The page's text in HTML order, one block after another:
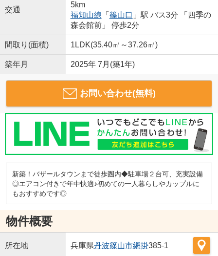
交通
5km
福知山線 「 篠山口 」駅 バス3分 「四季の
森会館前」 停歩2分
間取り(面積) 1LDK(35.40㎡～37.26㎡)
築年月 2025年 7月(築1年)
お問い合わせ(無料)
新築！バザールタウンまで徒歩圏内◆駐車場２台可、充実設備
◎エアコン付きで年中快適♪初めての一人暮らしやカップルに
もおすすめです◎
物件概要
所在地 兵庫県丹波篠山市網掛385-1